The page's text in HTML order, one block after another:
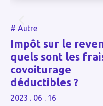
# Autre
Impôt sur le
quels sont les
covoiturage
déductibles ?
2023 . 06 . 16